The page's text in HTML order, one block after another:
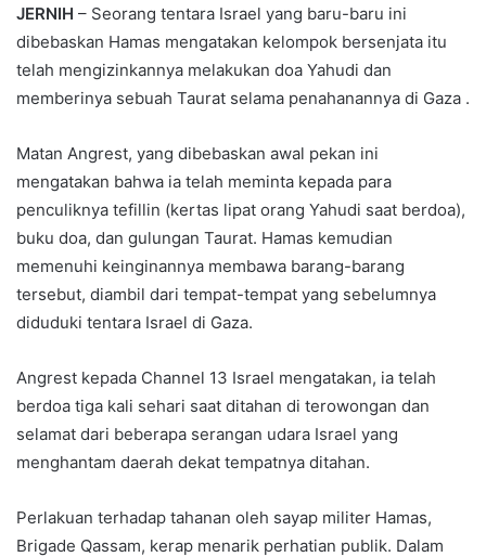
JERNIH – Seorang tentara Israel yang baru-baru ini
dibebaskan Hamas mengatakan kelompok bersenjata itu
telah mengizinkannya melakukan doa Yahudi dan
memberinya sebuah Taurat selama penahanannya di Gaza .
Matan Angrest, yang dibebaskan awal pekan ini
mengatakan bahwa ia telah meminta kepada para
penculiknya tefillin (kertas lipat orang Yahudi saat berdoa),
buku doa, dan gulungan Taurat. Hamas kemudian
memenuhi keinginannya membawa barang-barang
tersebut, diambil dari tempat-tempat yang sebelumnya
diduduki tentara Israel di Gaza.
Angrest kepada Channel 13 Israel mengatakan, ia telah
berdoa tiga kali sehari saat ditahan di terowongan dan
selamat dari beberapa serangan udara Israel yang
menghantam daerah dekat tempatnya ditahan.
Perlakuan terhadap tahanan oleh sayap militer Hamas,
Brigade Qassam, kerap menarik perhatian publik. Dalam